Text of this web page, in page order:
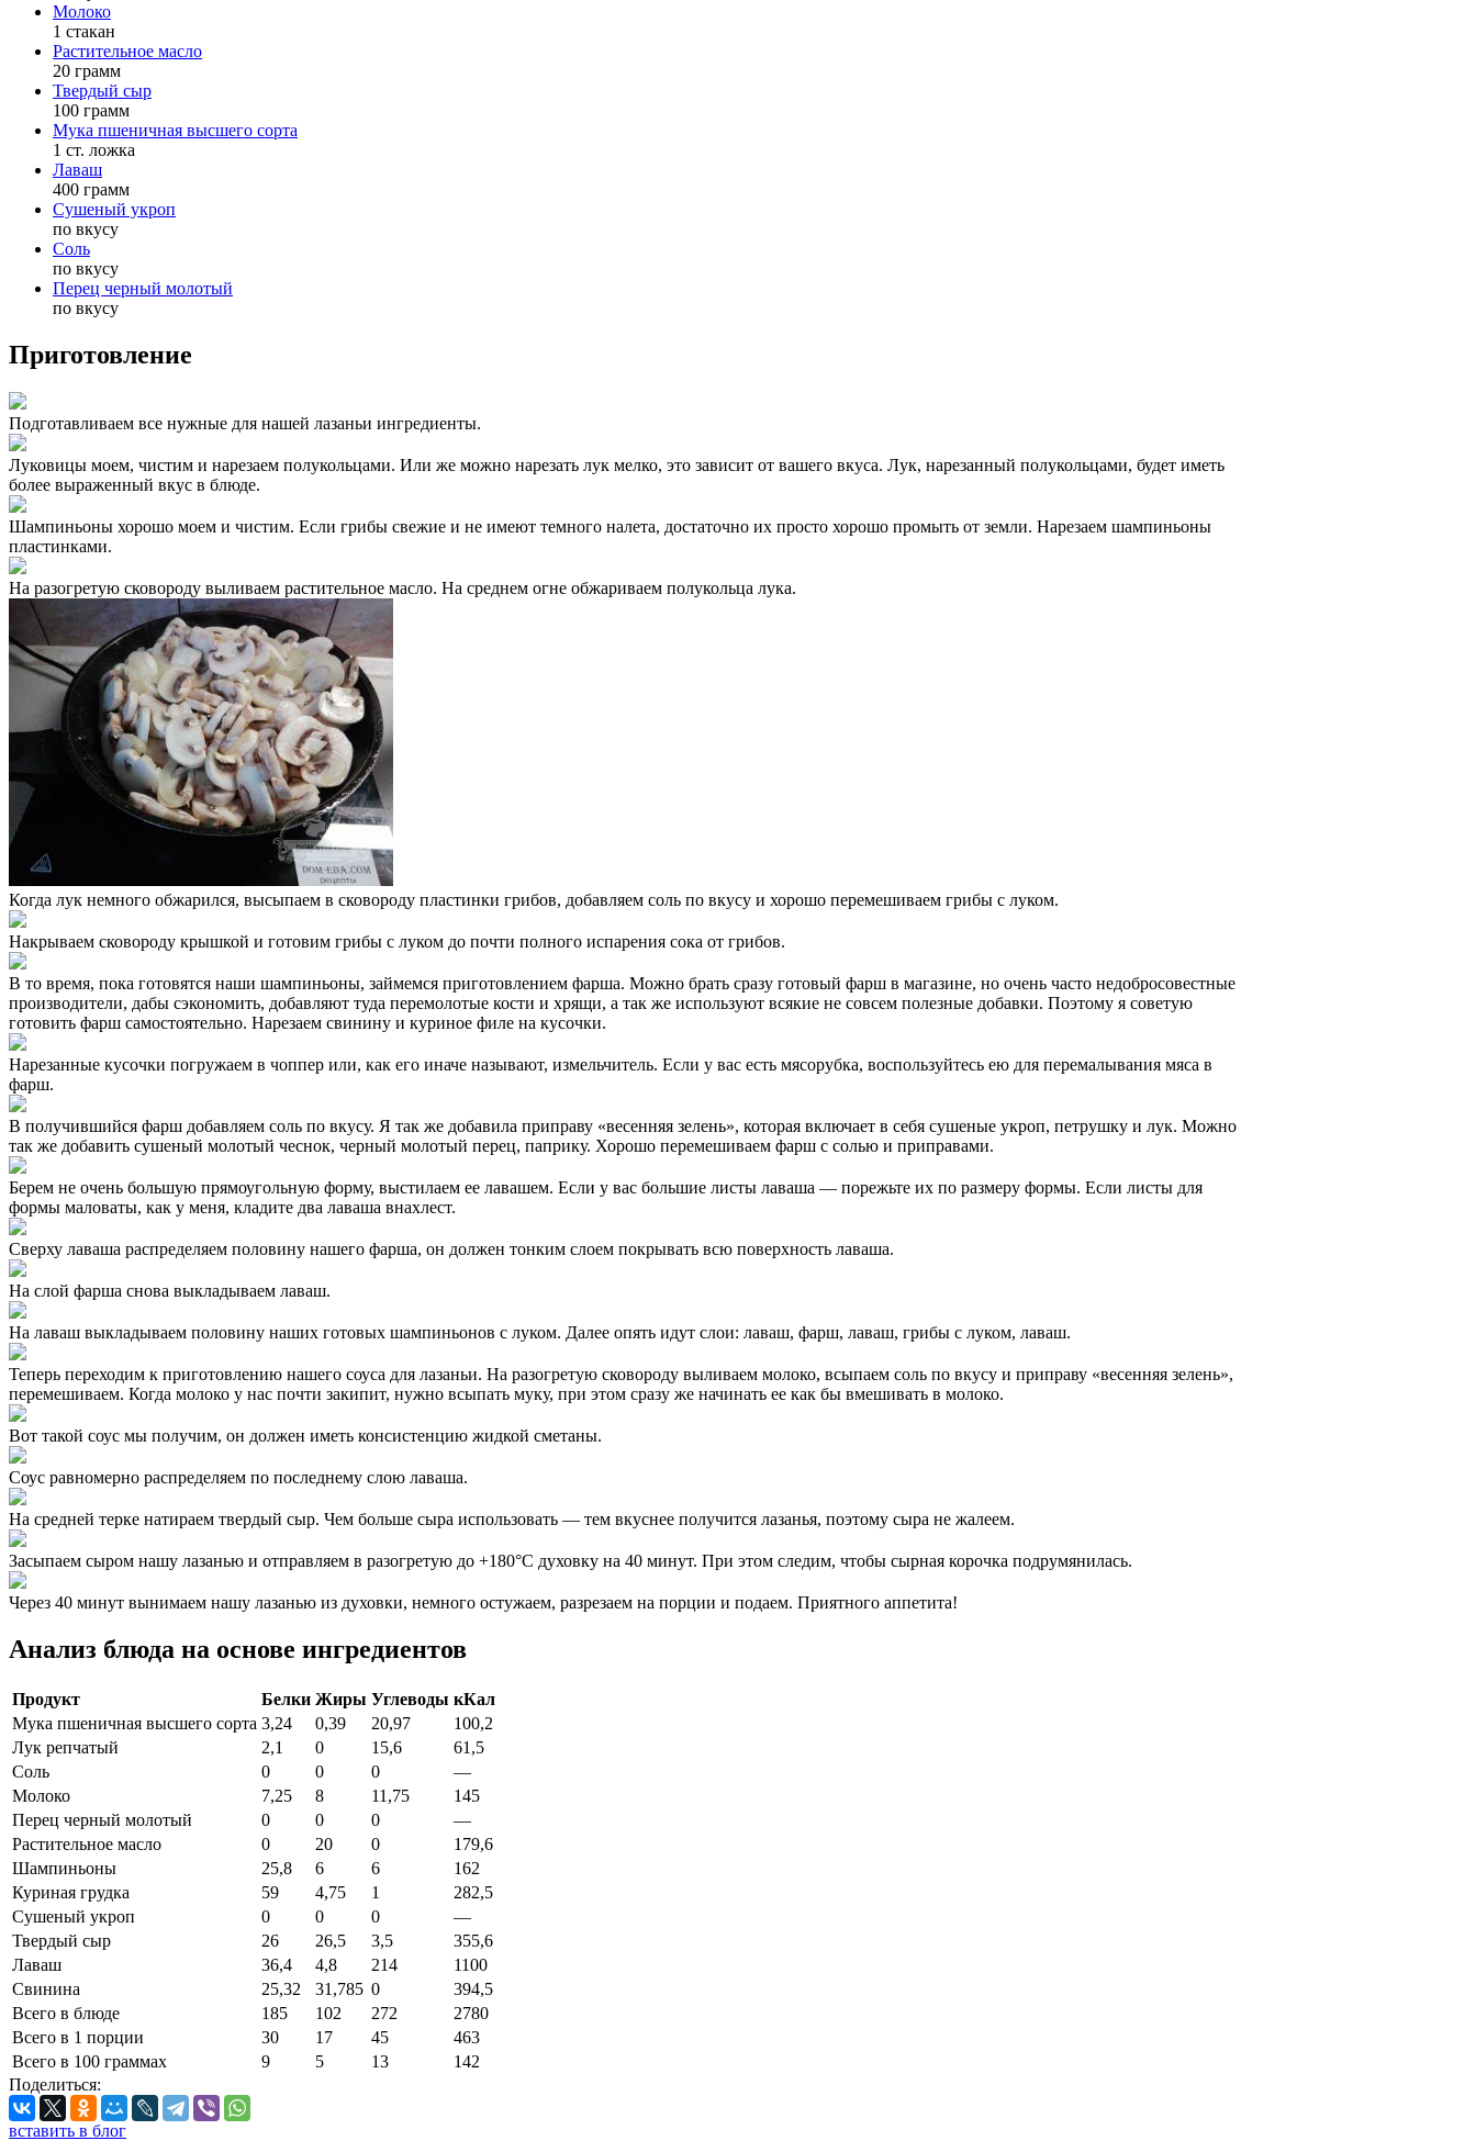
Молоко
1 стакан
Растительное масло
20 грамм
Твердый сыр
100 грамм
Мука пшеничная высшего сорта
1 ст. ложка
Лаваш
400 грамм
Сушеный укроп
по вкусу
Соль
по вкусу
Перец черный молотый
по вкусу
Приготовление
Подготавливаем все нужные для нашей лазаньи ингредиенты.
Луковицы моем, чистим и нарезаем полукольцами. Или же можно нарезать лук мелко, это зависит от вашего вкуса. Лук, нарезанный полукольцами, будет иметь
более выраженный вкус в блюде.
Шампиньоны хорошо моем и чистим. Если грибы свежие и не имеют темного налета, достаточно их просто хорошо промыть от земли. Нарезаем шампиньоны
пластинками.
На разогретую сковороду выливаем растительное масло. На среднем огне обжариваем полукольца лука.
Когда лук немного обжарился, высыпаем в сковороду пластинки грибов, добавляем соль по вкусу и хорошо перемешиваем грибы с луком.
Накрываем сковороду крышкой и готовим грибы с луком до почти полного испарения сока от грибов.
В то время, пока готовятся наши шампиньоны, займемся приготовлением фарша. Можно брать сразу готовый фарш в магазине, но очень часто недобросовестные
производители, дабы сэкономить, добавляют туда перемолотые кости и хрящи, а так же используют всякие не совсем полезные добавки. Поэтому я советую
готовить фарш самостоятельно. Нарезаем свинину и куриное филе на кусочки.
Нарезанные кусочки погружаем в чоппер или, как его иначе называют, измельчитель. Если у вас есть мясорубка, воспользуйтесь ею для перемалывания мяса в
фарш.
В получившийся фарш добавляем соль по вкусу. Я так же добавила приправу «весенняя зелень», которая включает в себя сушеные укроп, петрушку и лук. Можно
так же добавить сушеный молотый чеснок, черный молотый перец, паприку. Хорошо перемешиваем фарш с солью и приправами.
Берем не очень большую прямоугольную форму, выстилаем ее лавашем. Если у вас большие листы лаваша — порежьте их по размеру формы. Если листы для
формы маловаты, как у меня, кладите два лаваша внахлест.
Сверху лаваша распределяем половину нашего фарша, он должен тонким слоем покрывать всю поверхность лаваша.
На слой фарша снова выкладываем лаваш.
На лаваш выкладываем половину наших готовых шампиньонов с луком. Далее опять идут слои: лаваш, фарш, лаваш, грибы с луком, лаваш.
Теперь переходим к приготовлению нашего соуса для лазаньи. На разогретую сковороду выливаем молоко, всыпаем соль по вкусу и приправу «весенняя зелень»,
перемешиваем. Когда молоко у нас почти закипит, нужно всыпать муку, при этом сразу же начинать ее как бы вмешивать в молоко.
Вот такой соус мы получим, он должен иметь консистенцию жидкой сметаны.
Соус равномерно распределяем по последнему слою лаваша.
На средней терке натираем твердый сыр. Чем больше сыра использовать — тем вкуснее получится лазанья, поэтому сыра не жалеем.
Засыпаем сыром нашу лазанью и отправляем в разогретую до +180°С духовку на 40 минут. При этом следим, чтобы сырная корочка подрумянилась.
Через 40 минут вынимаем нашу лазанью из духовки, немного остужаем, разрезаем на порции и подаем. Приятного аппетита!
Анализ блюда на основе ингредиентов
Продукт Белки Жиры Углеводы кКал
Мука пшеничная высшего сорта 3,24 0,39 20,97
100,2
Лук репчатый
2,1 0 15,6
61,5
Соль
0 0 0
—
Молоко
7,25 8 11,75
145
Перец черный молотый
0 0 0
—
Растительное масло
0 20 0
179,6
Шампиньоны
25,8 6 6
162
Куриная грудка
59 4,75 1
282,5
Сушеный укроп
0 0 0
—
Твердый сыр
26 26,5 3,5
355,6
Лаваш
36,4 4,8 214
1100
Свинина
25,32 31,785 0
394,5
Всего в блюде
185 102 272
2780
Всего в 1 порции
30 17 45
463
Всего в 100 граммах
9 5 13
142
Поделиться:
вставить в блог